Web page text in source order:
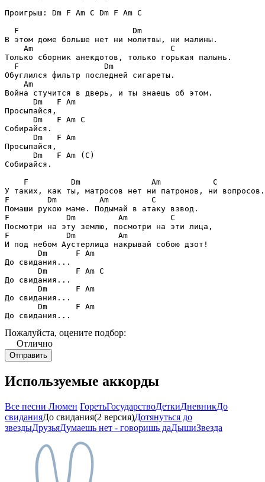
Проигрыш: Dm F Am C Dm F Am C
  F                        Dm
В этом доме больше нет ни молитвы, ни малины.
    Am                             C
Только сборник анекдотов, только горькая палынь.
  F                  Dm
Обуглился фильтр последней сигареты.
    Am
Война стучится в дверь, и ты знаешь об этом.
      Dm   F Am
Просыпайся,
      Dm   F Am C
Собирайся.
      Dm   F Am
Просыпайся,
      Dm   F Am (C)
Собирайся.
    F         Dm               Am           C
У таких, как ты, матросов нет ни патронов, ни вопросов.
F        Dm         Am         C
Помаши рукою маме. Подымай в атаку взвод.
F            Dm         Am         C
Посмотри на эту землю, посмотри на эти лица,
F            Dm         Am
И под небом Аустерлица накрывай собою дзот!
       Dm      F Am
До свидания...
       Dm      F Am C
До свидания...
       Dm      F Am
До свидания...
       Dm      F Am
До свидания...
Пожалуйста, оцените подбор:
Отлично
Используемые аккорды
Все песни Люмен ГоретьГосударствоДеткиДневникДо
свиданияДо свидания(2 версия)Дотянуться до
звездыДрузьяДумаешь нет - говоришь даДышиЗвезда